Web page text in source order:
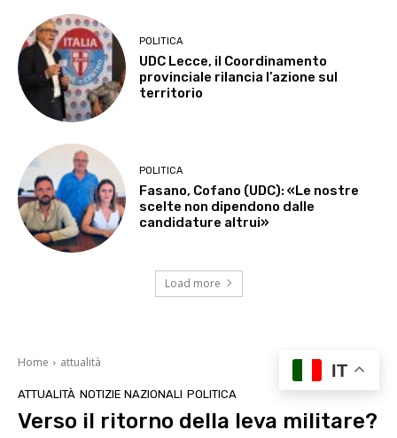
POLITICA
UDC Lecce, il Coordinamento
provinciale rilancia l’azione sul
territorio
POLITICA
Fasano, Cofano (UDC): «Le nostre
scelte non dipendono dalle
candidature altrui»
Load more